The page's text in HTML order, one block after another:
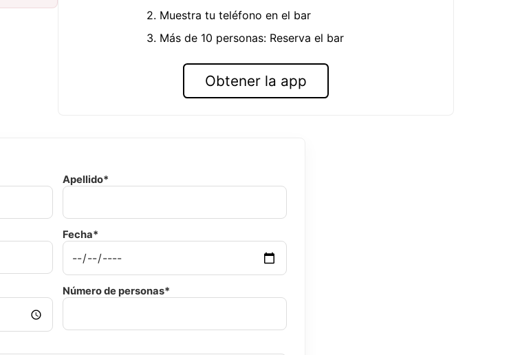
2. Muestra tu teléfono en el bar
3. Más de 10 personas: Reserva el bar
Obtener la app
Apellido*
Fecha*
Número de personas*